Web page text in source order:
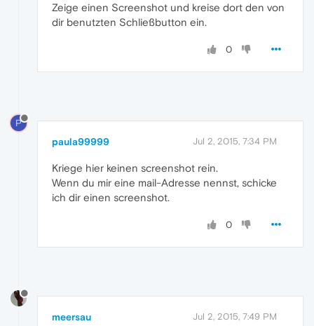
Zeige einen Screenshot und kreise dort den von
dir benutzten Schließbutton ein.
0
P
paula99999 Jul 2, 2015, 7:34 PM
Kriege hier keinen screenshot rein.
Wenn du mir eine mail-Adresse nennst, schicke
ich dir einen screenshot.
0
meersau Jul 2, 2015, 7:49 PM